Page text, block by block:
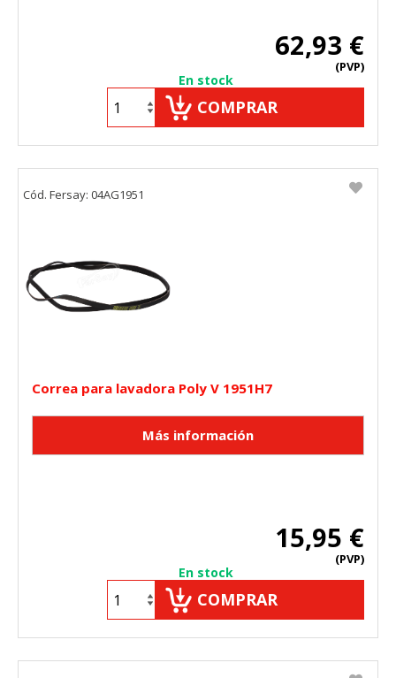
62,93 €
(PVP)
En stock
COMPRAR
Correa para lavadora Poly V 1951H7
15,95 €
(PVP)
En stock
COMPRAR
Cód. Fersay: 04AG1951